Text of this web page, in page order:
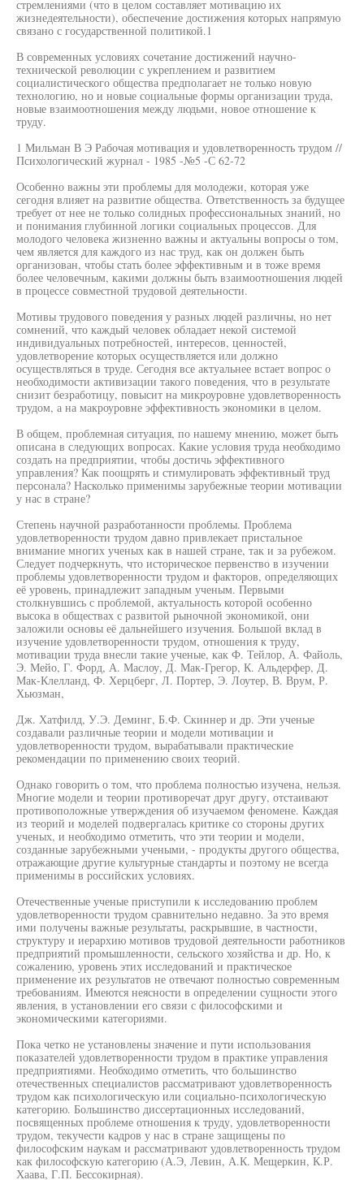
стремлениями (что в целом составляет мотивацию их
жизнедеятельности), обеспечение достижения которых напрямую
связано с государственной политикой.1
В современных условиях сочетание достижений научно-
технической революции с укреплением и развитием
социалистического общества предполагает не только новую
технологию, но и новые социальные формы организации труда,
новые взаимоотношения между людьми, новое отношение к
труду.
1 Мильман В Э Рабочая мотивация и удовлетворенность трудом //
Психологический журнал - 1985 -№5 -С 62-72
Особенно важны эти проблемы для молодежи, которая уже
сегодня влияет на развитие общества. Ответственность за будущее
требует от нее не только солидных профессиональных знаний, но
и понимания глубинной логики социальных процессов. Для
молодого человека жизненно важны и актуальны вопросы о том,
чем является для каждого из нас труд, как он должен быть
организован, чтобы стать более эффективным и в тоже время
более человечным, какими должны быть взаимоотношения людей
в процессе совместной трудовой деятельности.
Мотивы трудового поведения у разных людей различны, но нет
сомнений, что каждый человек обладает некой системой
индивидуальных потребностей, интересов, ценностей,
удовлетворение которых осуществляется или должно
осуществляться в труде. Сегодня все актуальнее встает вопрос о
необходимости активизации такого поведения, что в результате
снизит безработицу, повысит на микроуровне удовлетворенность
трудом, а на макроуровне эффективность экономики в целом.
В общем, проблемная ситуация, по нашему мнению, может быть
описана в следующих вопросах. Какие условия труда необходимо
создать на предприятии, чтобы достичь эффективного
управления? Как поощрять и стимулировать эффективный труд
персонала? Насколько применимы зарубежные теории мотивации
у нас в стране?
Степень научной разработанности проблемы. Проблема
удовлетворенности трудом давно привлекает пристальное
внимание многих ученых как в нашей стране, так и за рубежом.
Следует подчеркнуть, что историческое первенство в изучении
проблемы удовлетворенности трудом и факторов, определяющих
её уровень, принадлежит западным ученым. Первыми
столкнувшись с проблемой, актуальность которой особенно
высока в обществах с развитой рыночной экономикой, они
заложили основы её дальнейшего изучения. Большой вклад в
изучение удовлетворенности трудом, отношения к труду,
мотивации труда внесли такие ученые, как Ф. Тейлор, А. Файоль,
Э. Мейо, Г. Форд, А. Маслоу, Д. Мак-Грегор, К. Альдерфер, Д.
Мак-Клелланд, Ф. Херцберг, Л. Портер, Э. Лоутер, В. Врум, Р.
Хьюзман,
Дж. Хатфилд, У.Э. Деминг, Б.Ф. Скиннер и др. Эти ученые
создавали различные теории и модели мотивации и
удовлетворенности трудом, вырабатывали практические
рекомендации по применению своих теорий.
Однако говорить о том, что проблема полностью изучена, нельзя.
Многие модели и теории противоречат друг другу, отстаивают
противоположные утверждения об изучаемом феномене. Каждая
из теорий и моделей подвергалась критике со стороны других
ученых, и необходимо отметить, что эти теории и модели,
созданные зарубежными учеными, - продукты другого общества,
отражающие другие культурные стандарты и поэтому не всегда
применимы в российских условиях.
Отечественные ученые приступили к исследованию проблем
удовлетворенности трудом сравнительно недавно. За это время
ими получены важные результаты, раскрывшие, в частности,
структуру и иерархию мотивов трудовой деятельности работников
предприятий промышленности, сельского хозяйства и др. Но, к
сожалению, уровень этих исследований и практическое
применение их результатов не отвечают полностью современным
требованиям. Имеются неясности в определении сущности этого
явления, в установлении его связи с философскими и
экономическими категориями.
Пока четко не установлены значение и пути использования
показателей удовлетворенности трудом в практике управления
предприятиями. Необходимо отметить, что большинство
отечественных специалистов рассматривают удовлетворенность
трудом как психологическую или социально-психологическую
категорию. Большинство диссертационных исследований,
посвященных проблеме отношения к труду, удовлетворенности
трудом, текучести кадров у нас в стране защищены по
философским наукам и рассматривают удовлетворенность трудом
как философскую категорию (А.Э, Левин, А.К. Мещеркин, К.Р.
Хаава, Г.П. Бессокирная).